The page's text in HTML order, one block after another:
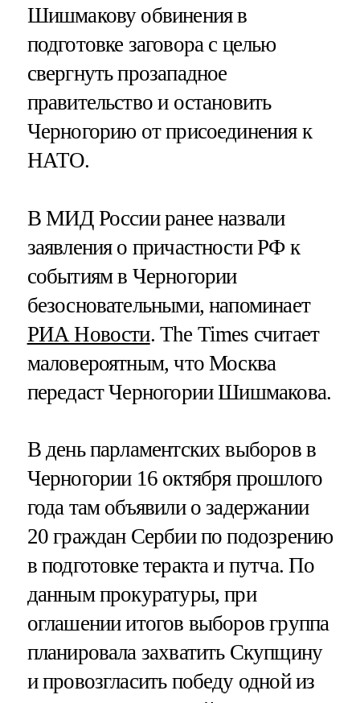
Шишмакову обвинения в
подготовке заговора с целью
свергнуть прозападное
правительство и остановить
Черногорию от присоединения к
НАТО.
В МИД России ранее назвали
заявления о причастности РФ к
событиям в Черногории
безосновательными, напоминает
РИА Новости. The Times считает
маловероятным, что Москва
передаст Черногории Шишмакова.
В день парламентских выборов в
Черногории 16 октября прошлого
года там объявили о задержании
20 граждан Сербии по подозрению
в подготовке теракта и путча. По
данным прокуратуры, при
оглашении итогов выборов группа
планировала захватить Скупщину
и провозгласить победу одной из